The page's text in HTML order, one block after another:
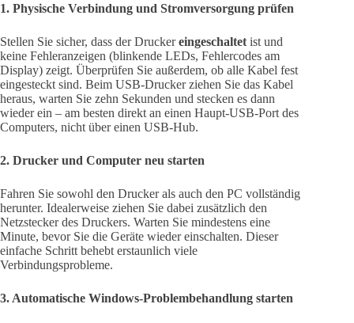
1. Physische Verbindung und Stromversorgung prüfen
Stellen Sie sicher, dass der Druckereingeschaltet ist und
keine Fehleranzeigen (blinkende LEDs, Fehlercodes am
Display) zeigt. Überprüfen Sie außerdem, ob alle Kabel fest
eingesteckt sind. Beim USB-Drucker ziehen Sie das Kabel
heraus, warten Sie zehn Sekunden und stecken es dann
wieder ein – am besten direkt an einen Haupt-USB-Port des
Computers, nicht über einen USB-Hub.
2. Drucker und Computer neu starten
Fahren Sie sowohl den Drucker als auch den PC vollständig
herunter. Idealerweise ziehen Sie dabei zusätzlich den
Netzstecker des Druckers. Warten Sie mindestens eine
Minute, bevor Sie die Geräte wieder einschalten. Dieser
einfache Schritt behebt erstaunlich viele
Verbindungsprobleme.
3. Automatische Windows-Problembehandlung starten